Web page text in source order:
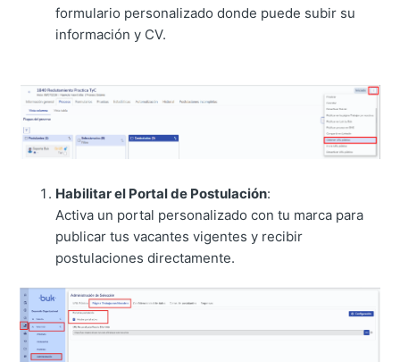
formulario personalizado donde puede subir su
información y CV.
Habilitar el Portal de Postulación:
Activa un portal personalizado con tu marca para
publicar tus vacantes vigentes y recibir
postulaciones directamente.